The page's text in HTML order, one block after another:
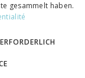
gesammelt haben.